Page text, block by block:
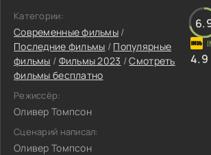
Категории:
Современные фильмы /
Последние фильмы / Популярные
фильмы / Фильмы 2023 /Смотреть
фильмы бесплатно
Режиссёр:
Оливер Томпсон
Сценарий написал:
Оливер Томпсон
4.9